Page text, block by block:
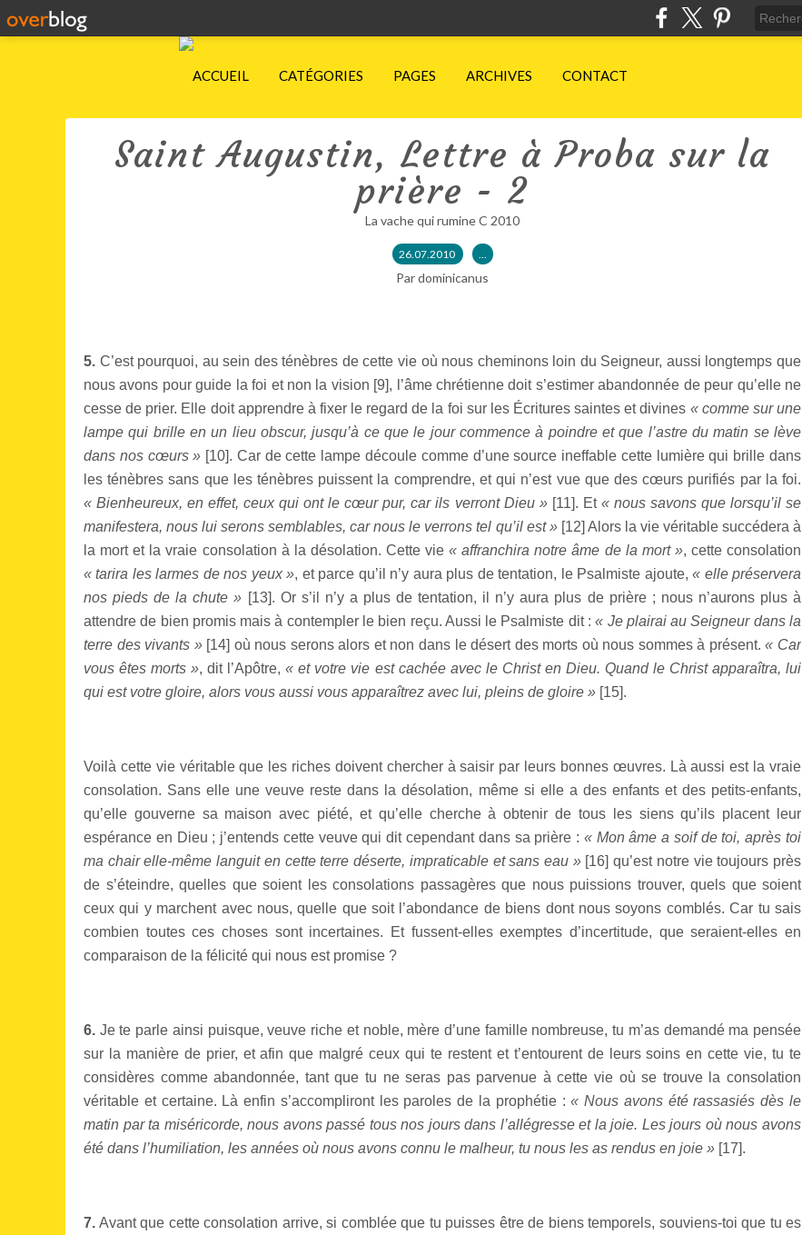
ACCUEIL CATÉGORIES PAGES ARCHIVES CONTACT
Saint Augustin, Lettre à Proba sur la
prière - 2
La vache qui rumine C 2010
26.07.2010 …
Par dominicanus
5. C’est pourquoi, au sein des ténèbres de cette vie où nous cheminons loin du Seigneur, aussi longtemps que
nous avons pour guide la foi et non la vision [9], l’âme chrétienne doit s’estimer abandonnée de peur qu’elle ne
cesse de prier. Elle doit apprendre à fixer le regard de la foi sur les Écritures saintes et divines « comme sur une
lampe qui brille en un lieu obscur, jusqu’à ce que le jour commence à poindre et que l’astre du matin se lève
dans nos cœurs » [10]. Car de cette lampe découle comme d’une source ineffable cette lumière qui brille dans
les ténèbres sans que les ténèbres puissent la comprendre, et qui n’est vue que des cœurs purifiés par la foi.
« Bienheureux, en effet, ceux qui ont le cœur pur, car ils verront Dieu »[11]. Et « nous savons que lorsqu’il se
manifestera, nous lui serons semblables, car nous le verrons tel qu’il est »[12] Alors la vie véritable succédera à
la mort et la vraie consolation à la désolation. Cette vie« affranchira notre âme de la mort », cette consolation
« tarira les larmes de nos yeux », et parce qu’il n’y aura plus de tentation, le Psalmiste ajoute,« elle préservera
nos pieds de la chute » [13]. Or s’il n’y a plus de tentation, il n’y aura plus de prière ; nous n’aurons plus à
attendre de bien promis mais à contempler le bien reçu. Aussi le Psalmiste dit :« Je plairai au Seigneur dans la
terre des vivants »[14] où nous serons alors et non dans le désert des morts où nous sommes à présent.« Car
vous êtes morts », dit l’Apôtre,« et votre vie est cachée avec le Christ en Dieu. Quand le Christ apparaîtra, lui
qui est votre gloire, alors vous aussi vous apparaîtrez avec lui, pleins de gloire » [15].
Voilà cette vie véritable que les riches doivent chercher à saisir par leurs bonnes œuvres. Là aussi est la vraie
consolation. Sans elle une veuve reste dans la désolation, même si elle a des enfants et des petits-enfants,
qu’elle gouverne sa maison avec piété, et qu’elle cherche à obtenir de tous les siens qu’ils placent leur
espérance en Dieu ; j’entends cette veuve qui dit cependant dans sa prière : « Mon âme a soif de toi, après toi
ma chair elle-même languit en cette terre déserte, impraticable et sans eau »[16] qu’est notre vie toujours près
de s’éteindre, quelles que soient les consolations passagères que nous puissions trouver, quels que soient
ceux qui y marchent avec nous, quelle que soit l’abondance de biens dont nous soyons comblés. Car tu sais
combien toutes ces choses sont incertaines. Et fussent-elles exemptes d’incertitude, que seraient-elles en
comparaison de la félicité qui nous est promise ?
6. Je te parle ainsi puisque, veuve riche et noble, mère d’une famille nombreuse, tu m’as demandé ma pensée
sur la manière de prier, et afin que malgré ceux qui te restent et t’entourent de leurs soins en cette vie, tu te
considères comme abandonnée, tant que tu ne seras pas parvenue à cette vie où se trouve la consolation
véritable et certaine. Là enfin s’accompliront les paroles de la prophétie :« Nous avons été rassasiés dès le
matin par ta miséricorde, nous avons passé tous nos jours dans l’allégresse et la joie. Les jours où nous avons
été dans l’humiliation, les années où nous avons connu le malheur, tu nous les as rendus en joie » [17].
7. Avant que cette consolation arrive, si comblée que tu puisses être de biens temporels, souviens-toi que tu es